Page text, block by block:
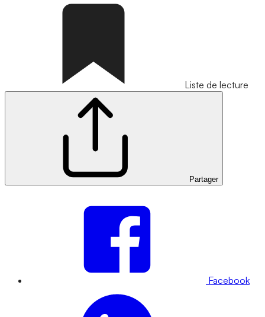
Liste de lecture
Partager
Facebook